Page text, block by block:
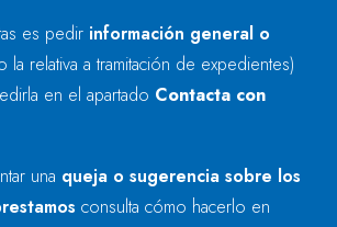
es pedir información general o
la relativa a tramitación de expedientes)
en el apartado Contacta con
una queja o sugerencia sobre los
consulta cómo hacerlo en